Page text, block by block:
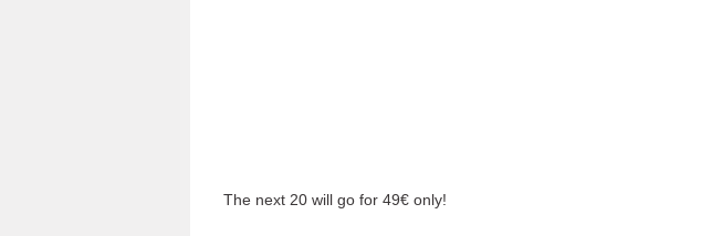
The next 20 will go for 49€ only!